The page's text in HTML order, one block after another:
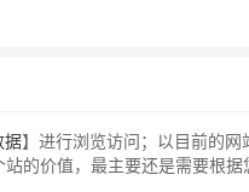
据】进行浏览访问；以目前的网
的价值，最主要还是需要根据